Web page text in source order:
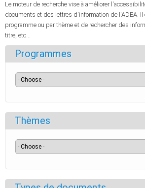
Le moteur de recherche vise à améliorer
documents et des lettres d'information de l'ADEA.
programme ou par thème et de rechercher des
titre, etc...
Programmes
Thèmes